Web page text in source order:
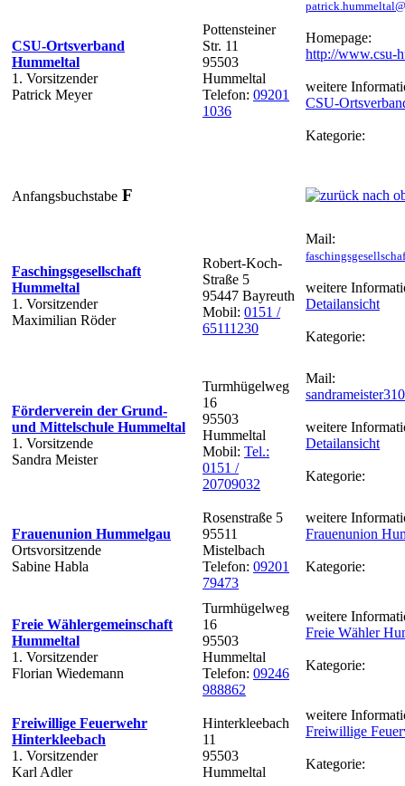
CSU-Ortsverband
Hummeltal
1. Vorsitzender
Patrick Meyer
Pottensteiner
Str. 11
95503
Hummeltal
Telefon: 09201
1036
Homepage:
http://www.csu-
weitere
CSU-
Kategorie:
Anfangsbuchstabe F
Faschingsgesellschaft
Hummeltal
1. Vorsitzender
Maximilian Röder
Robert-Koch-
Straße 5
95447 Bayreuth
Mobil: 0151 /
65111230
Mail:
weitere
Detailansicht
Kategorie:
Förderverein der Grund-
und Mittelschule Hummeltal
1. Vorsitzende
Sandra Meister
Turmhügelweg
16
95503
Hummeltal
Mobil: Tel.:
0151 /
20709032
Mail:
weitere
Detailansicht
Kategorie:
Frauenunion Hummelgau
Ortsvorsitzende
Sabine Habla
Rosenstraße 5
95511
Mistelbach
Telefon: 09201
79473
weitere
Frauenunion
Kategorie:
Freie Wählergemeinschaft
Hummeltal
1. Vorsitzender
Florian Wiedemann
Turmhügelweg
16
95503
Hummeltal
Telefon: 09246
988862
weitere
Freie Wähler
Kategorie:
Freiwillige Feuerwehr
Hinterkleebach
1. Vorsitzender
Karl Adler
Hinterkleebach
11
95503
Hummeltal
weitere
Freiwillige
Kategorie: